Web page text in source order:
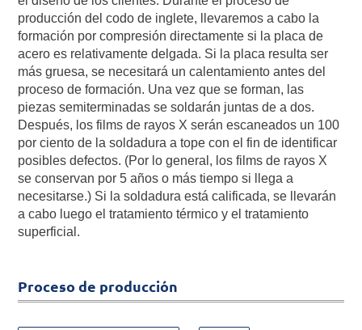
producción del codo de inglete, llevaremos a cabo la
formación por compresión directamente si la placa de
acero es relativamente delgada. Si la placa resulta ser
más gruesa, se necesitará un calentamiento antes del
proceso de formación. Una vez que se forman, las
piezas semiterminadas se soldarán juntas de a dos.
Después, los films de rayos X serán escaneados un 100
por ciento de la soldadura a tope con el fin de identificar
posibles defectos. (Por lo general, los films de rayos X
se conservan por 5 años o más tiempo si llega a
necesitarse.) Si la soldadura está calificada, se llevarán
a cabo luego el tratamiento térmico y el tratamiento
superficial.
Proceso de producción